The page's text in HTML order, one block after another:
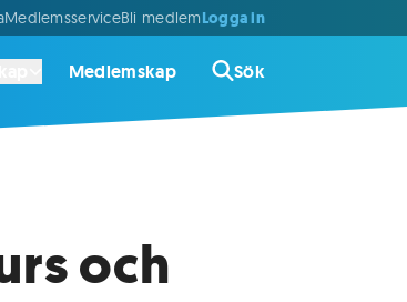
MedlemsserviceBli medlemLogga in
Medlemskap Sök
och